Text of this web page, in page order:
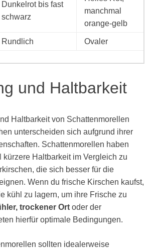
Dunkelrot bis fast
schwarz
manchmal
orange-gelb
Rundlich Ovaler
und Haltbarkeit
Haltbarkeit von Schattenmorellen
unterscheiden sich aufgrund ihrer
Schattenmorellen haben
kürzere Haltbarkeit im Vergleich zu
die sich besser für die
Wenn du frische Kirschen kaufst,
kühl zu lagern, um ihre Frische zu
trockener Ort oder der
hierfür optimale Bedingungen.
sollten idealerweise